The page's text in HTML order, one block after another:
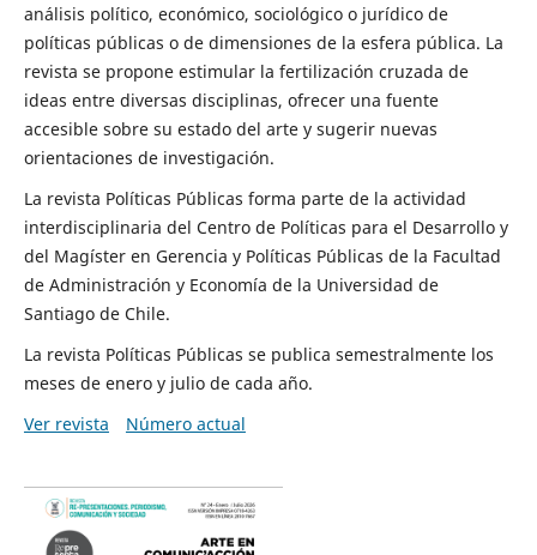
análisis político, económico, sociológico o jurídico de
políticas públicas o de dimensiones de la esfera pública. La
revista se propone estimular la fertilización cruzada de
ideas entre diversas disciplinas, ofrecer una fuente
accesible sobre su estado del arte y sugerir nuevas
orientaciones de investigación.
La revista Políticas Públicas forma parte de la actividad
interdisciplinaria del Centro de Políticas para el Desarrollo y
del Magíster en Gerencia y Políticas Públicas de la Facultad
de Administración y Economía de la Universidad de
Santiago de Chile.
La revista Políticas Públicas se publica semestralmente los
meses de enero y julio de cada año.
Ver revista
Número actual